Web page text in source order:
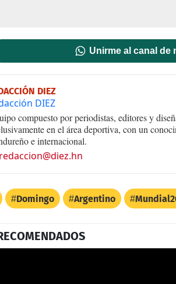
Unirme al canal de
DIEZ
DIEZ
compuesto por periodistas, editores y
en el área deportiva, con un
e internacional.
redaccion@diez.hn
Domingo Argentino